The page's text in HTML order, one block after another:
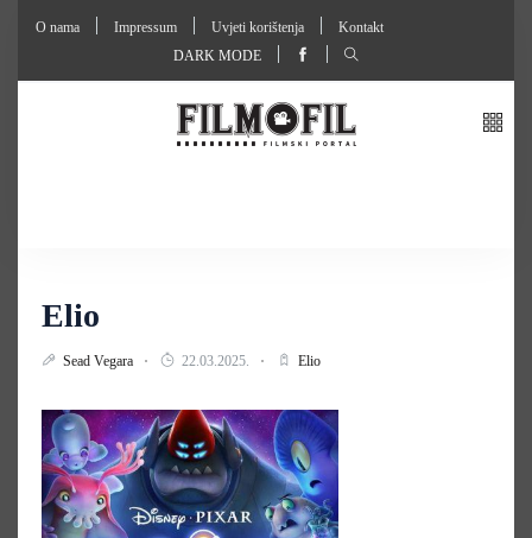
O nama Impressum Uvjeti korištenja
Kontakt
DARK MODE
Elio
Sead Vegara 22.03.2025. Elio